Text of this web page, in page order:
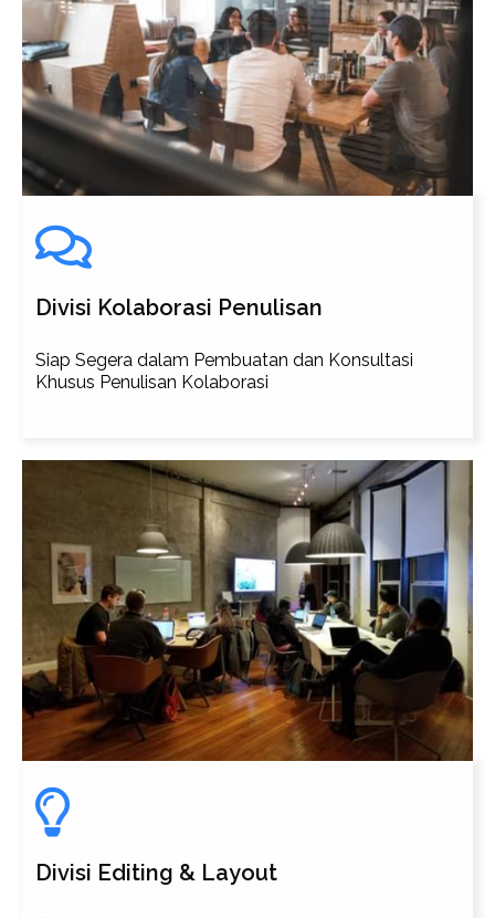
Divisi Kolaborasi Penulisan
Siap Segera dalam Pembuatan dan Konsultasi
Khusus Penulisan Kolaborasi
Divisi Editing & Layout